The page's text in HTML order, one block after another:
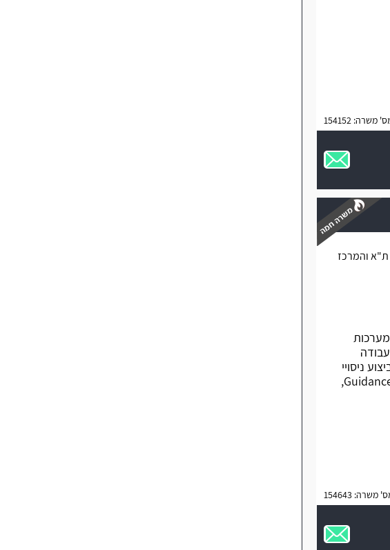
משרה: 154152
ת"א והמרכז
ניסויי
טיסה ופענוח תוצאות. מדובר בתפקיד אלגוריתמי בעולמות Guidance, Navigation & Control,
משרה: 154643